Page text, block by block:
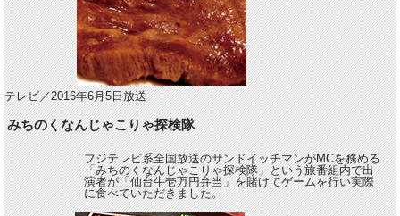
テレビ／2016年6月5日放送
みちのくなんじゃこりゃ探検隊
フジテレビ系全国放送のサンドイッチマンがMCを務める
「みちのくなんじゃこりゃ探検隊」という旅番組内で出
演者が「仙台牛壱万円弁当」を賭けてゲームを行い実際
に食べていただきました。